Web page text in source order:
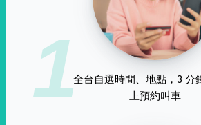
1全台自選時間、地點，3 分
上預約叫車